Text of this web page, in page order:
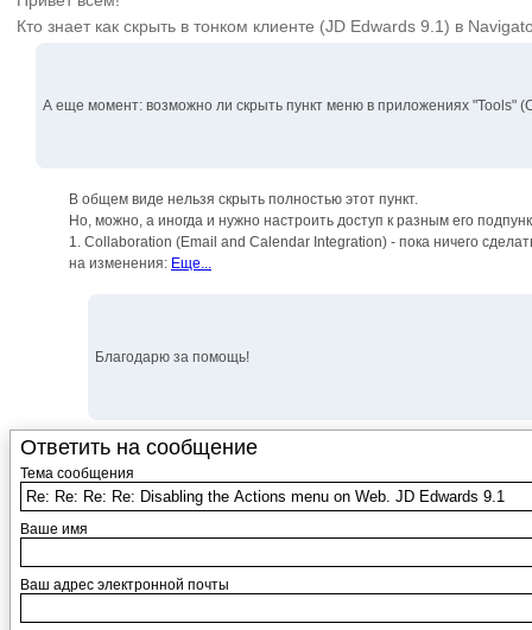
Кто знает как скрыть в тонком клиенте (JD Edwards 9.1) в
А еще момент: возможно ли скрыть пункт меню в приложениях "Tools"
В общем виде нельзя скрыть полностью этот пункт.
Но, можно, а иногда и нужно настроить доступ к разным его
1. Collaboration (Email and Calendar Integration) - пока ничего
на изменения: Еще...
Благодарю за помощь!
Ответить на сообщение
Тема сообщения
Ваше имя
Ваш адрес электронной почты